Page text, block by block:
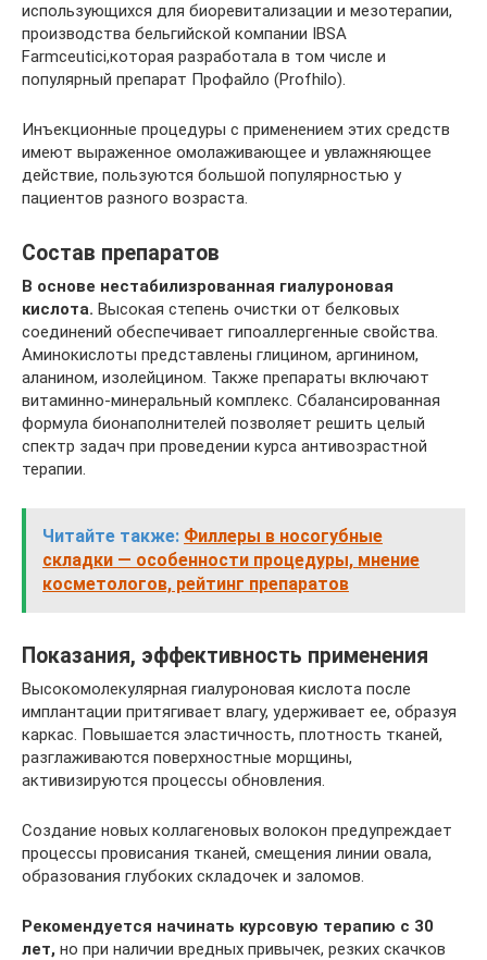
использующихся для биоревитализации и мезотерапии,
производства бельгийской компании IBSA
Farmceutici,которая разработала в том числе и
популярный препарат Профайло (Profhilo).
Инъекционные процедуры с применением этих средств
имеют выраженное омолаживающее и увлажняющее
действие, пользуются большой популярностью у
пациентов разного возраста.
Состав препаратов
В основе нестабилизрованная гиалуроновая
кислота. Высокая степень очистки от белковых
соединений обеспечивает гипоаллергенные свойства.
Аминокислоты представлены глицином, аргинином,
аланином, изолейцином. Также препараты включают
витаминно-минеральный комплекс. Сбалансированная
формула бионаполнителей позволяет решить целый
спектр задач при проведении курса антивозрастной
терапии.
Читайте также: Филлеры в носогубные
складки — особенности процедуры, мнение
косметологов, рейтинг препаратов
Показания, эффективность применения
Высокомолекулярная гиалуроновая кислота после
имплантации притягивает влагу, удерживает ее, образуя
каркас. Повышается эластичность, плотность тканей,
разглаживаются поверхностные морщины,
активизируются процессы обновления.
Создание новых коллагеновых волокон предупреждает
процессы провисания тканей, смещения линии овала,
образования глубоких складочек и заломов.
Рекомендуется начинать курсовую терапию с 30
лет, но при наличии вредных привычек, резких скачков